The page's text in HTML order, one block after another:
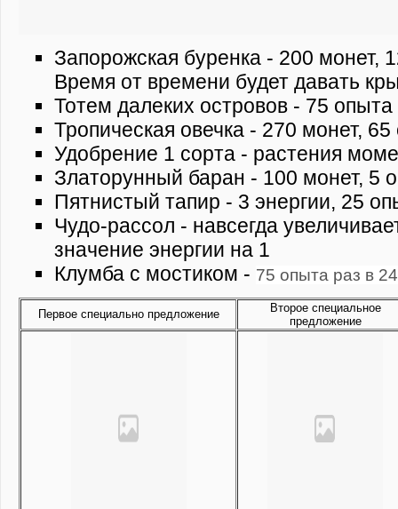
Запорожская буренка - 200 монет,
Время от времени будет давать
Тотем далеких островов - 75 опыта
Тропическая овечка - 270 монет,
Удобрение 1 сорта - растения
Златорунный баран - 100 монет, 5
Пятнистый тапир - 3 энергии, 25
Чудо-рассол - навсегда
значение энергии на 1
Клумба с мостиком - 75 опыта раз в
Первое специально предложение
Второе специальное
предложение